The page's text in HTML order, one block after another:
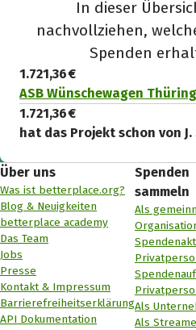
In dieser
nachvollziehen,
Spenden
1.721,36 €
ASB Wünschewagen
1.721,36 €
hat das Projekt schon von
Über uns
Was ist betterplace.org?
Blog & Neuigkeiten
betterplace academy
Das Team
Jobs
Presse
Kontakt & Impressum
Barrierefreiheitserklärung
API Dokumentation
Spenden
sammeln
Als
Als
Als